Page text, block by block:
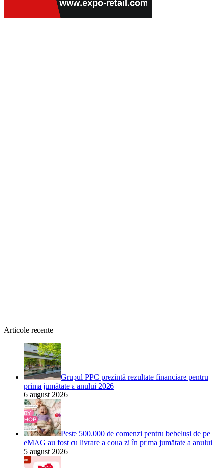
Articole recente
Grupul PPC prezintă rezultate financiare pentru
prima jumătate a anului 2026
6 august 2026
Peste 500.000 de comenzi pentru bebeluși de pe
eMAG au fost cu livrare a doua zi în prima jumătate a anului
5 august 2026